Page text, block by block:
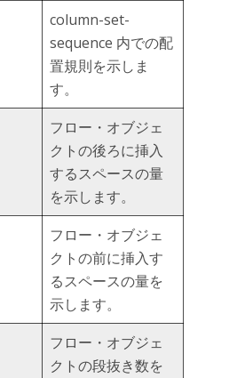
column-set-
sequence 内での配
置規則を示しま
す。
フロー・オブジェ
クトの後ろに挿入
するスペースの量
を示します。
フロー・オブジェ
クトの前に挿入す
るスペースの量を
示します。
フロー・オブジェ
クトの段抜き数を